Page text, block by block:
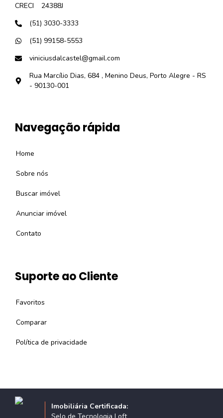
CRECI
24388J
(51) 3030-3333
(51) 99158-5553
viniciusdalcastel@gmail.com
Rua Marcílio Dias, 684 , Menino Deus, Porto Alegre - RS
- 90130-001
Navegação rápida
Home
Sobre nós
Buscar imóvel
Anunciar imóvel
Contato
Suporte ao Cliente
Favoritos
Comparar
Política de privacidade
Imobiliária Certificada: